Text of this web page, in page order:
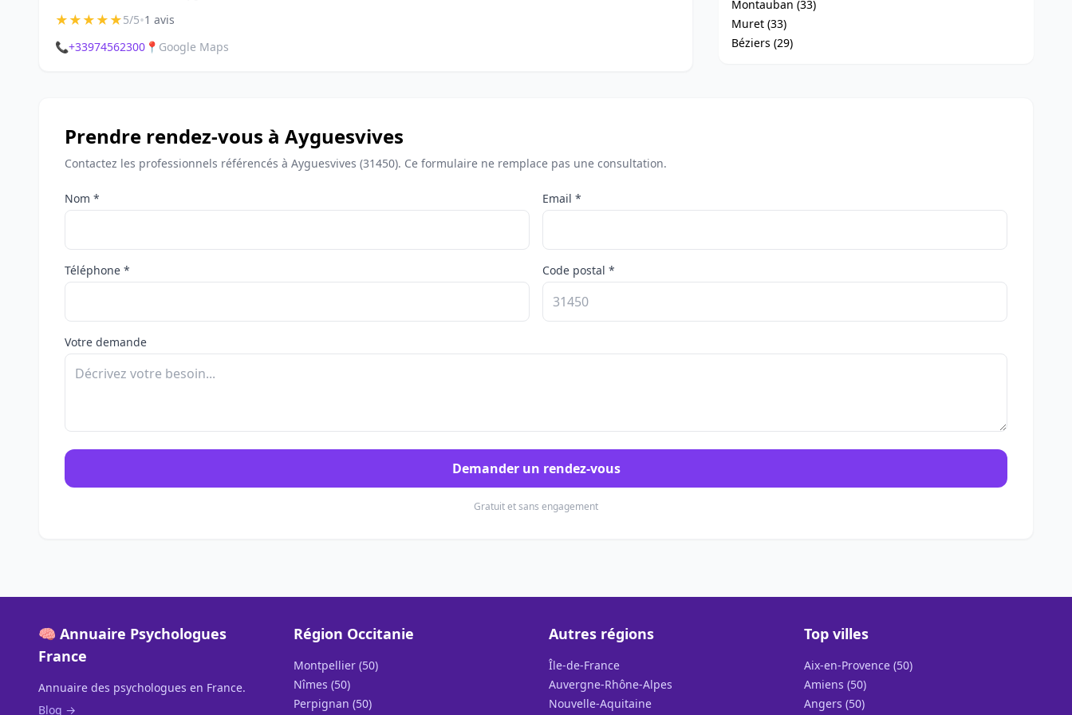
★★★★★5/5•1 avis
📞+33974562300 📍 Google Maps
Montauban (33)
Muret (33)
Béziers (29)
Prendre rendez-vous à Ayguesvives
Contactez les professionnels référencés à Ayguesvives (31450). Ce formulaire ne remplace pas une consultation.
Nom * Email *
Téléphone * Code postal *
Votre demande
Demander un rendez-vous
Gratuit et sans engagement
🧠 Annuaire Psychologues
France
Annuaire des psychologues en France.
Blog →
Région Occitanie
Montpellier (50)
Nîmes (50)
Perpignan (50)
Autres régions
Île-de-France
Auvergne-Rhône-Alpes
Nouvelle-Aquitaine
Top villes
Aix-en-Provence (50)
Amiens (50)
Angers (50)